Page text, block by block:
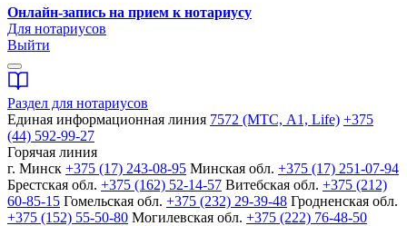
Онлайн-запись на прием к нотариусу
Для нотариусов
Выйти
Раздел для нотариусов
Единая информационная линия 7572 (МТС, A1, Life) +375
(44) 592-99-27
Горячая линия
г. Минск +375 (17) 243-08-95 Минская обл. +375 (17) 251-07-94
Брестская обл. +375 (162) 52-14-57 Витебская обл. +375 (212)
60-85-15 Гомельская обл. +375 (232) 29-39-48 Гродненская обл.
+375 (152) 55-50-80 Могилевская обл. +375 (222) 76-48-50